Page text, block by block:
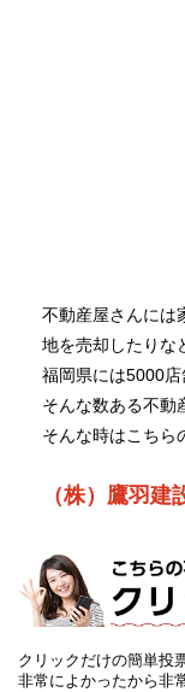
不動産屋さんには
地を売却したりな
福岡県には5000店
そんな数ある不動
そんな時はこちら
（株）鷹羽
クリックだけの簡単投
非常によかったから非